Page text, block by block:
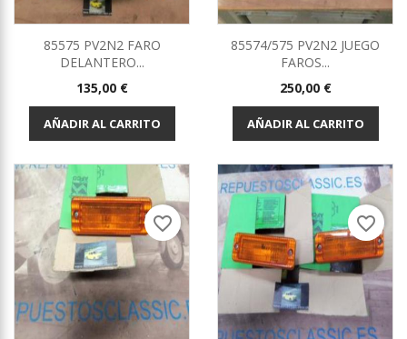
85575 PV2N2 FARO
DELANTERO...
Precio
135,00 €
AÑADIR AL CARRITO
85574/575 PV2N2 JUEGO
FAROS...
Precio
250,00 €
AÑADIR AL CARRITO
favorite_border favorite_border